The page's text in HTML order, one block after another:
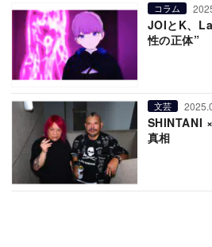
コラム
JOIとK、
性の正体”
文芸
SHINTANI
真相